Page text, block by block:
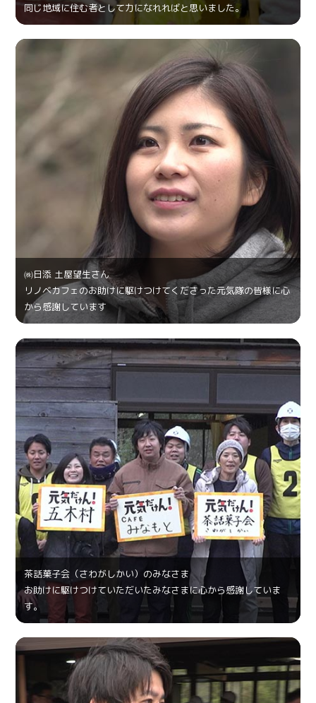
同じ地域に住む者として力になれればと思いました。
㈱日添 土屋望生さん
リノベカフェのお助けに駆けつけてくださった元気隊の皆様に心
から感謝しています
茶話菓⼦会（さわがしかい）のみなさま
お助けに駆けつけていただいたみなさまに心から感謝していま
す。